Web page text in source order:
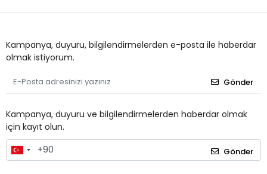
Kampanya, duyuru, bilgilendirmelerden e-posta ile haberdar
olmak istiyorum.
Gönder
Kampanya, duyuru ve bilgilendirmelerden haberdar olmak
için kayıt olun.
Gönder